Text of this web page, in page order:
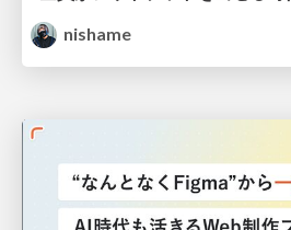
nishame